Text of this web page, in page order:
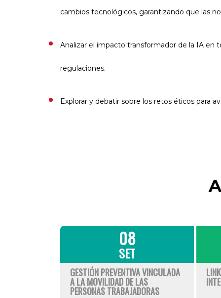
cambios tecnológicos, garantizando que las
Analizar el impacto transformador de la IA en
regulaciones.
Explorar y debatir sobre los retos éticos para
08
SET
GESTIÓN PREVENTIVA VINCULADA
A LA MOVILIDAD DE LAS
PERSONAS TRABAJADORAS